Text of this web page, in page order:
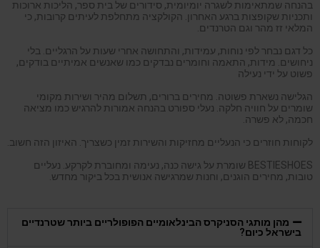
בהנחה שמתאימות לשגרה יומיומית, סידורים של בית ספר, הליכות ארוכות
ותכניות שקופצות ברגע האחרון. הקולקציה מתחלפת לעיתים קרובות, כי
המלאי זז מהר וגם הטרנדים.
כל דגם נבחר לפי נוחות, עמידות, והתחושה אחרי שעות על הרגליים. בלי
ניחושים. מידות, התאמה וחומרים נבדקים כמו שאנשים אמיתיים בודקים,
פשוט על ידי נעילה
הגלישה נשארת פשוטה. מחירים ברורים, תשלום מהיר ושירות מקומי
שומרים על חוויה חלקה. נעלי ספורט בהנחה אמורות להרגיש כמו מציאה
חכמה, לא פשרה.
לקוחות חוזרים כי הנעליים מחזיקות והשירות זמין כשצריך. האיזון הזה חשוב.
BESTIESHOES שומרת על גישה כנה, נעימה ומחוברת לקרקע. נעליים
טובות, מחירים הוגנים, וחנות שמרגישה אנושית בכל ביקור מחדש.
מהן מותגי הסניקרס הבינלאומיים הפופולריים ביותר שטרנדיים
בישראל כיום?